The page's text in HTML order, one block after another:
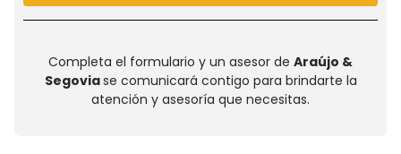
Completa el formulario y un asesor de Araújo &
Segoviase comunicará contigo para brindarte la
atención y asesoría que necesitas.